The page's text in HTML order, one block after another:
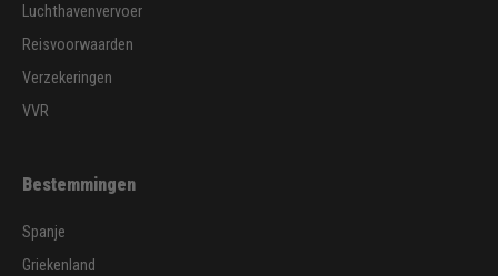
Luchthavenvervoer
Reisvoorwaarden
Verzekeringen
VVR
Bestemmingen
Spanje
Griekenland